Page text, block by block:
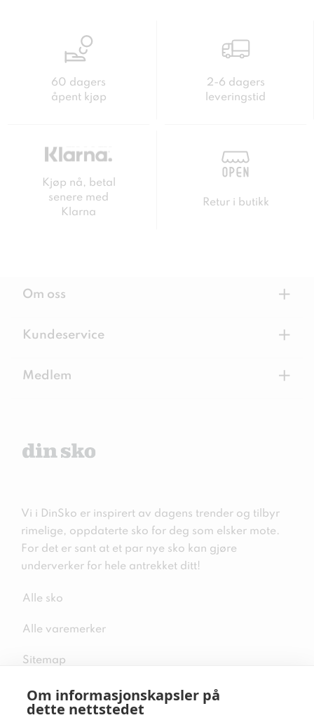
Om informasjonskapsler på
dette nettstedet
60 dagers
åpent kjøp
2-6 dagers
leveringstid
Kjøp nå, betal
senere med
Klarna
Retur i butikk
Om oss +
Kundeservice +
Medlem +
Vi i DinSko er inspirert av dagens trender og tilbyr
rimelige, oppdaterte sko for deg som elsker mote.
For det er sant at et par nye sko kan gjøre
underverker for hele antrekket ditt!
Alle sko
Alle varemerker
Sitemap